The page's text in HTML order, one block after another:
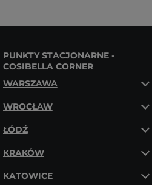
PUNKTY STACJONARNE -
COSIBELLA CORNER
WARSZAWA
WROCŁAW
ŁÓDŹ
KRAKÓW
KATOWICE